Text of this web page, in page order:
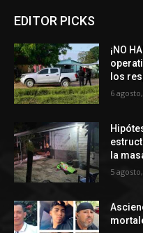
EDITOR PICKS
¡NO
los
6
la
5